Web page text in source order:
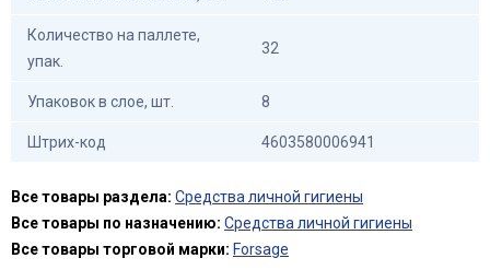
Количество на паллете,
упак.
32
Упаковок в слое, шт. 8
Штрих-код 4603580006941
Все товары раздела: Средства личной гигиены
Все товары по назначению: Средства личной гигиены
Все товары торговой марки: Forsage